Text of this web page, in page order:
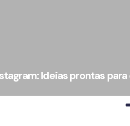
Ideias prontas